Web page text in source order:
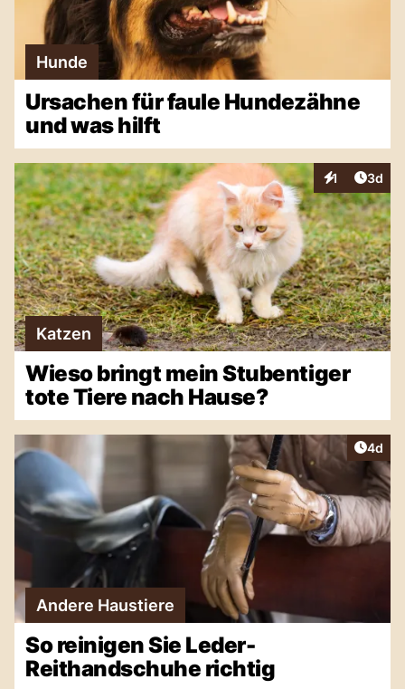
Hunde
Ursachen für faule Hundezähne
und was hilft
1
Interaktionen
3d
Katzen
Wieso bringt mein Stubentiger
tote Tiere nach Hause?
4d
Andere Haustiere
So reinigen Sie Leder-
Reithandschuhe richtig